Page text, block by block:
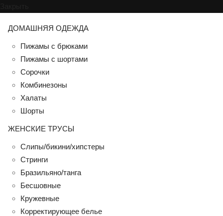
ДОМАШНЯЯ ОДЕЖДА
Пижамы с брюками
Пижамы с шортами
Сорочки
Комбинезоны
Халаты
Шорты
ЖЕНСКИЕ ТРУСЫ
Слипы/бикини/хипстеры
Стринги
Бразильяно/танга
Бесшовные
Кружевные
Корректирующее белье